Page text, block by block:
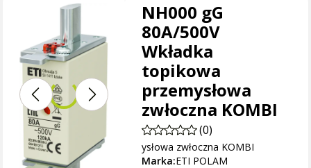
NH000 gG
80A/500V
Wkładka
topikowa
przemysłowa
zwłoczna KOMBI
(0)
ysłowa zwłoczna KOMBI
Marka:ETI POLAM